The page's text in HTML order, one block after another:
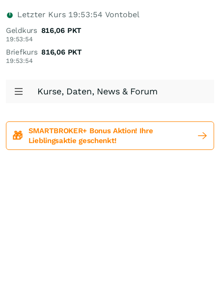
Letzter Kurs 19:53:54 Vontobel
Geldkurs
19:53:54
816,06 PKT
Briefkurs
19:53:54
816,06 PKT
Kurse, Daten, News & Forum
🎁
SMARTBROKER+ Bonus Aktion! Ihre
Lieblingsaktie geschenkt!